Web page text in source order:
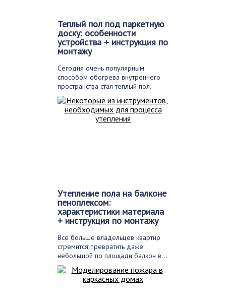
Теплый пол под паркетную
доску: особенности
устройства + инструкция по
монтажу
Сегодня очень популярным
способом обогрева внутреннего
пространства стал теплый пол.
Перед тем…
Утепление пола на балконе
пеноплексом:
характеристики материала
+ инструкция по монтажу
Все больше владельцев квартир
стремится превратить даже
небольшой по площади балкон в…